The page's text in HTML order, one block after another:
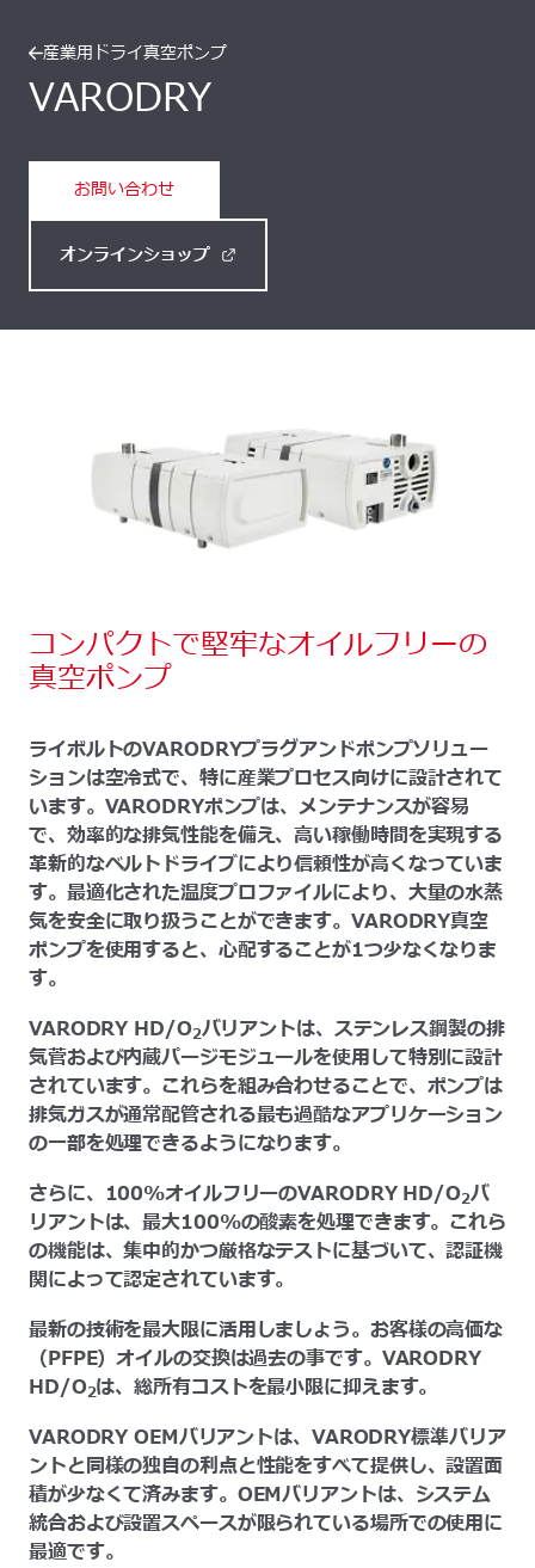
産業用ドライ真空ポンプ
VARODRY
お問い合わせ
オンラインショップ
コンパクトで堅牢なオイルフリーの
真空ポンプ
ライボルトのVARODRYプラグアンドポンプソリュー
ションは空冷式で、特に産業プロセス向けに設計されて
います。VARODRYポンプは、メンテナンスが容易
で、効率的な排気性能を備え、高い稼働時間を実現する
革新的なベルトドライブにより信頼性が高くなっていま
す。最適化された温度プロファイルにより、大量の水蒸
気を安全に取り扱うことができます。VARODRY真空
ポンプを使用すると、心配することが1つ少なくなりま
す。
VARODRY HD/O2バリアントは、ステンレス鋼製の排
気菅および内蔵パージモジュールを使用して特別に設計
されています。これらを組み合わせることで、ポンプは
排気ガスが通常配管される最も過酷なアプリケーション
の一部を処理できるようになります。
さらに、100%オイルフリーのVARODRY HD/O2バ
リアントは、最大100%の酸素を処理できます。これら
の機能は、集中的かつ厳格なテストに基づいて、認証機
関によって認定されています。
最新の技術を最大限に活用しましょう。お客様の高価な
（PFPE）オイルの交換は過去の事です。VARODRY
HD/O2は、総所有コストを最小限に抑えます。
VARODRY OEMバリアントは、VARODRY標準バリア
ントと同様の独自の利点と性能をすべて提供し、設置面
積が少なくて済みます。OEMバリアントは、システム
統合および設置スペースが限られている場所での使用に
最適です。